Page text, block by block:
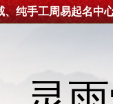
纯手工周易起名中